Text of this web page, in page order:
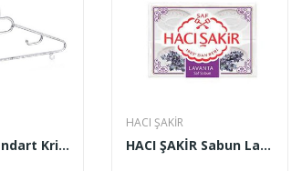
Zambak Standart Kristal Askı 6'lı ZP 114
HACI ŞAKİR
HACI ŞAKİR Sabun Lavanta 600 Gr